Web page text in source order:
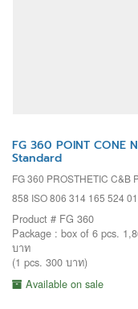
FG 360 POINT CONE
Standard
FG 360 PROSTHETIC C&B
858 ISO 806 314 165 524
Product # FG 360
Package : box of 6 pcs.
บาท
(1 pcs. 300 บาท)
Available on sale